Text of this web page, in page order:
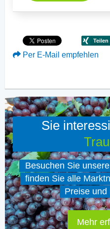
Per E-Mail empfehlen
Sie
Besuchen Sie
finden Sie alle
Preise und
Mehr